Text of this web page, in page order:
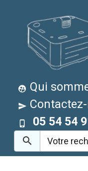
Qui
05 54 54